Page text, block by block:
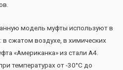
модель муфты используют в
сжатом воздухе, в химических
«Американка» из стали A4.
температурах от -30°C до